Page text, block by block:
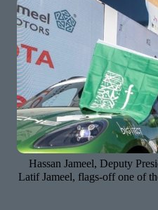
Hassan Jameel, Deputy
Latif Jameel, flags-off one of